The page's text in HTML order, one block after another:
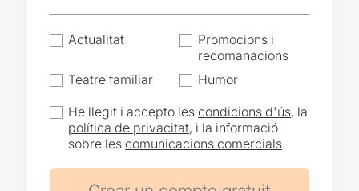
Actualitat
Promocions i
recomanacions
Teatre familiar
Humor
He llegit i accepto lescondicions d'ús, la
política de privacitat, i la informació
sobre lescomunicacions comercials.